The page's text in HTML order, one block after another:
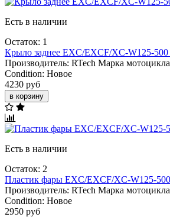
Есть в наличии
Остаток: 1
Крыло заднее EXC/EXCF/XC-W125-500
Производитель: RTech Марка
Condition: Новое
4230 руб
в корзину
Есть в наличии
Остаток: 2
Пластик фары EXC/EXCF/XC-W125-
Производитель: RTech Марка
Condition: Новое
2950 руб